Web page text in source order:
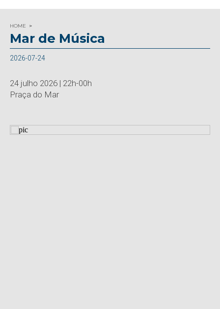
HOME
Mar de Música
2026-07-24
24 julho 2026 | 22h-00h
Praça do Mar